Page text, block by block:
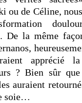
ou de Céline,
De la même
apprécié
? Bien sûr
auraient
soie…